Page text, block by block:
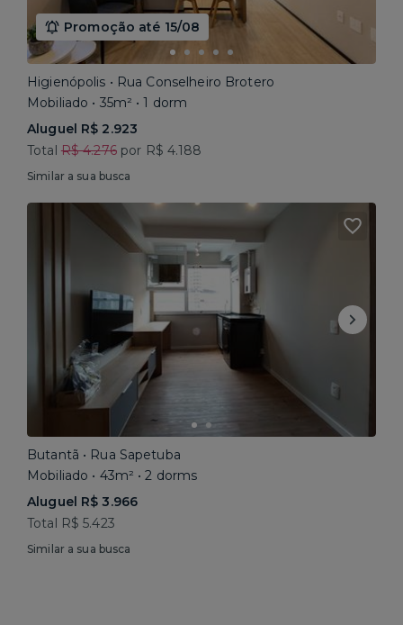
Promoção até 15/08
Higienópolis • Rua Conselheiro Brotero
Mobiliado • 35m² • 1 dorm
Aluguel R$ 2.923
Total R$ 4.276por R$ 4.188
Similar a sua busca
Butantã • Rua Sapetuba
Mobiliado • 43m² • 2 dorms
Aluguel R$ 3.966
Total R$ 5.423
Similar a sua busca